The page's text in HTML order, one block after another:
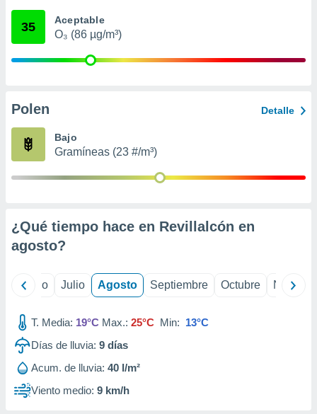
mediante
publicidad
de
35 Aceptable
O₃ (86 µg/m³)
Polen Detalle
Bajo
Gramíneas (23 #/m³)
¿Qué tiempo hace en Revillalcón en
agosto?
Junio Julio Agosto Septiembre Octubre
T. Media: 19°C Max.: 25°C Min: 13°C
Días de lluvia: 9 días
Acum. de lluvia: 40 l/m²
Viento medio: 9 km/h